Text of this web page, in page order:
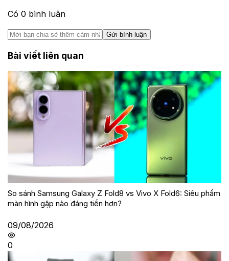
Có 0 bình luận
Gửi bình luận
Bài viết liên quan
So sánh Samsung Galaxy Z Fold8 vs Vivo X Fold6: Siêu phẩm
màn hình gập nào đáng tiền hơn?
09/08/2026
0